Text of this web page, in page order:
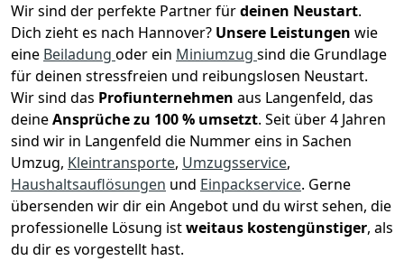
Wir sind der perfekte Partner fürdeinen Neustart.
Dich zieht es nach Hannover? Unsere Leistungen wie
eine Beiladung oder ein Miniumzug sind die Grundlage
für deinen stressfreien und reibungslosen Neustart.
Wir sind das Profiunternehmen aus Langenfeld, das
deineAnsprüche zu 100 % umsetzt. Seit über 4 Jahren
sind wir in Langenfeld die Nummer eins in Sachen
Umzug, Kleintransporte, Umzugsservice,
Haushaltsauflösungen und Einpackservice. Gerne
übersenden wir dir ein Angebot und du wirst sehen, die
professionelle Lösung istweitaus kostengünstiger, als
du dir es vorgestellt hast.